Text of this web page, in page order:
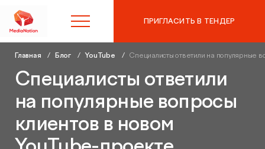
Контекстная реклама в
Яндекс.Директ
8 (495) 215-10-97
ПРИГЛАСИТЬ В ТЕНДЕР
Главная Блог YouTube Специалисты ответили на популярные
Специалисты ответили
на популярные вопросы
клиентов в новом